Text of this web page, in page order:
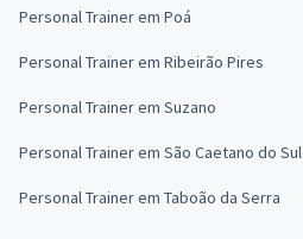
Personal Trainer em Poá
Personal Trainer em Ribeirão Pires
Personal Trainer em Suzano
Personal Trainer em São Caetano do Sul
Personal Trainer em Taboão da Serra